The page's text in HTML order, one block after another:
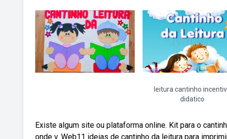
leitura cantinho
didatico
Existe algum site ou plataforma online. Kit para o
onde v. Web11 ideias de cantinho da leitura para